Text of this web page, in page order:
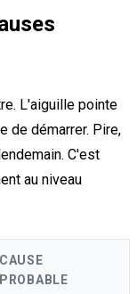
L'aiguille pointe
de démarrer. Pire,
C'est
au niveau
CAUSE
PROBABLE